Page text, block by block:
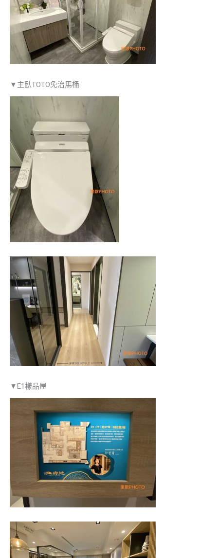
▼主臥TOTO免治馬桶
▼E1樣品屋